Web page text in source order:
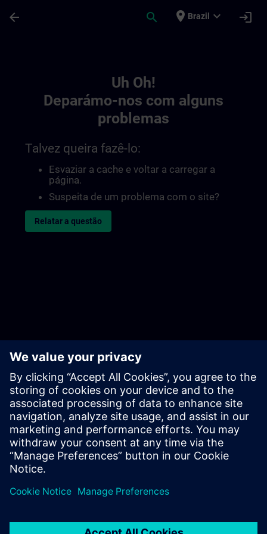
arrow_back search place Brazil expand_more login
Uh Oh!
Deparámo-nos com alguns
problemas
Talvez queira fazê-lo:
Esvaziar a cache e voltar a carregar a
página.
Suspeita de um problema com o site?
Relatar a questão